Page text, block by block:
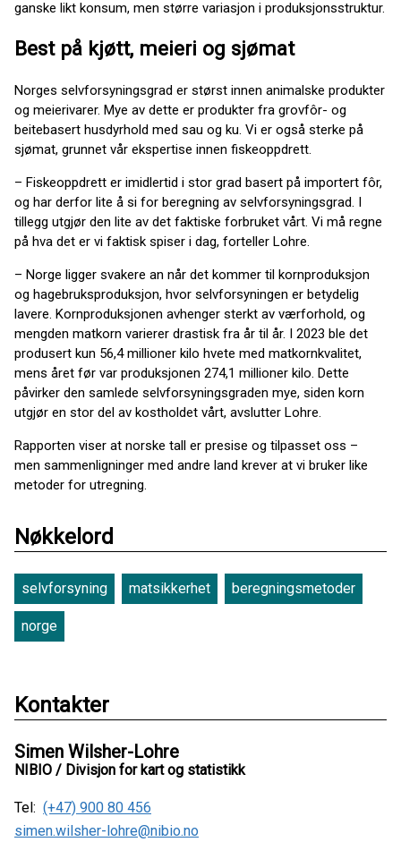
ganske likt konsum, men større variasjon i produksjonsstruktur.
Best på kjøtt, meieri og sjømat
Norges selvforsyningsgrad er størst innen animalske produkter
og meierivarer. Mye av dette er produkter fra grovfôr- og
beitebasert husdyrhold med sau og ku. Vi er også sterke på
sjømat, grunnet vår ekspertise innen fiskeoppdrett.
– Fiskeoppdrett er imidlertid i stor grad basert på importert fôr,
og har derfor lite å si for beregning av selvforsyningsgrad. I
tillegg utgjør den lite av det faktiske forbruket vårt. Vi må regne
på hva det er vi faktisk spiser i dag, forteller Lohre.
– Norge ligger svakere an når det kommer til kornproduksjon
og hagebruksproduksjon, hvor selvforsyningen er betydelig
lavere. Kornproduksjonen avhenger sterkt av værforhold, og
mengden matkorn varierer drastisk fra år til år. I 2023 ble det
produsert kun 56,4 millioner kilo hvete med matkornkvalitet,
mens året før var produksjonen 274,1 millioner kilo. Dette
påvirker den samlede selvforsyningsgraden mye, siden korn
utgjør en stor del av kostholdet vårt, avslutter Lohre.
Rapporten viser at norske tall er presise og tilpasset oss –
men sammenligninger med andre land krever at vi bruker like
metoder for utregning.
Nøkkelord
selvforsyning matsikkerhet beregningsmetoder
norge
Kontakter
Simen Wilsher-Lohre
NIBIO / Divisjon for kart og statistikk
Tel: (+47) 900 80 456
simen.wilsher-lohre@nibio.no